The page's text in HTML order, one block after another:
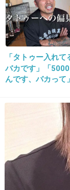
可哀想
罪重いわとか擁
14. 匿名2026/07/08(水)
っててやっ
1件の返信
「タトゥー入れ
バカです」「
んです、バカって
23年の彫り師
画が話題